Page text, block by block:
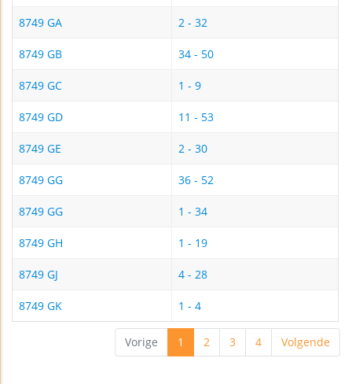
8749 GA 2 - 32
8749 GB 34 - 50
8749 GC 1 - 9
8749 GD 11 - 53
8749 GE 2 - 30
8749 GG 36 - 52
8749 GG 1 - 34
8749 GH 1 - 19
8749 GJ 4 - 28
8749 GK 1 - 4
Vorige 1 2 3 4 Volgende